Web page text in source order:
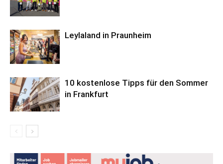
Leylaland in Praunheim
10 kostenlose Tipps für den Sommer
in Frankfurt